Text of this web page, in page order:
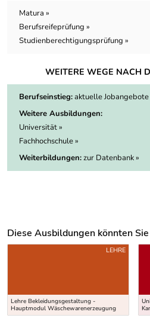
Matura »
Berufsreifeprüfung »
Studienberechtigungsprüfung »
WEITERE WEGE NACH
Berufseinstieg:aktuelle Jobangebote
Weitere Ausbildungen:
Universität »
Fachhochschule »
Weiterbildungen:zur Datenbank »
Diese Ausbildungen könnten
Uber weitere Ausbildungsvorschläge
Lehre Bekleidungsgestaltung -
Hauptmodul Wäschewarenerzeugung
LEHRE